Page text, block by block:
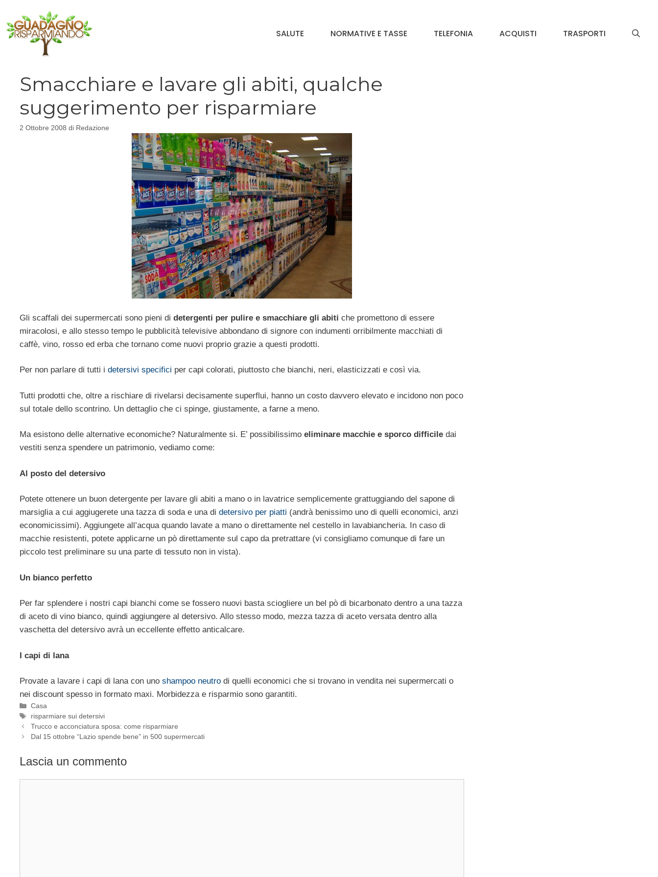
contenuto
SALUTE NORMATIVE E TASSE TELEFONIA ACQUISTI TRASPORTI
Smacchiare e lavare gli abiti, qualche
suggerimento per risparmiare
2 Ottobre 2008 di Redazione
Gli scaffali dei supermercati sono pieni di detergenti per pulire e smacchiare gli abiti che promettono di essere
miracolosi, e allo stesso tempo le pubblicità televisive abbondano di signore con indumenti orribilmente macchiati di
caffè, vino, rosso ed erba che tornano come nuovi proprio grazie a questi prodotti.
Per non parlare di tutti i detersivi specifici per capi colorati, piuttosto che bianchi, neri, elasticizzati e così via.
Tutti prodotti che, oltre a rischiare di rivelarsi decisamente superflui, hanno un costo davvero elevato e incidono non poco
sul totale dello scontrino. Un dettaglio che ci spinge, giustamente, a farne a meno.
Ma esistono delle alternative economiche? Naturalmente si. E’ possibilissimo eliminare macchie e sporco difficile dai
vestiti senza spendere un patrimonio, vediamo come:
Al posto del detersivo
Potete ottenere un buon detergente per lavare gli abiti a mano o in lavatrice semplicemente grattuggiando del sapone di
marsiglia a cui aggiugerete una tazza di soda e una di detersivo per piatti (andrà benissimo uno di quelli economici, anzi
economicissimi). Aggiungete all’acqua quando lavate a mano o direttamente nel cestello in lavabiancheria. In caso di
macchie resistenti, potete applicarne un pò direttamente sul capo da pretrattare (vi consigliamo comunque di fare un
piccolo test preliminare su una parte di tessuto non in vista).
Un bianco perfetto
Per far splendere i nostri capi bianchi come se fossero nuovi basta sciogliere un bel pò di bicarbonato dentro a una tazza
di aceto di vino bianco, quindi aggiungere al detersivo. Allo stesso modo, mezza tazza di aceto versata dentro alla
vaschetta del detersivo avrà un eccellente effetto anticalcare.
I capi di lana
Provate a lavare i capi di lana con uno shampoo neutro di quelli economici che si trovano in vendita nei supermercati o
nei discount spesso in formato maxi. Morbidezza e risparmio sono garantiti.
Categorie
Casa
Tag
risparmiare sui detersivi
Trucco e acconciatura sposa: come risparmiare
Dal 15 ottobre “Lazio spende bene” in 500 supermercati
Lascia un commento